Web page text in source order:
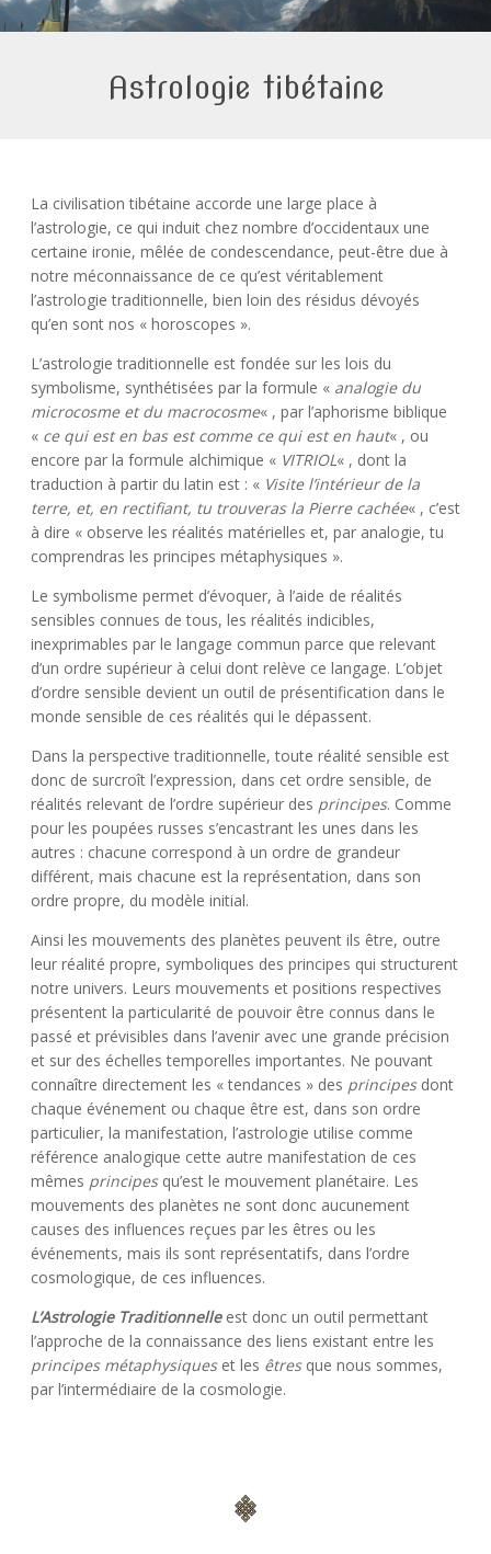
Astrologie tibétaine
La civilisation tibétaine accorde une large place à
l’astrologie, ce qui induit chez nombre d’occidentaux une
certaine ironie, mêlée de condescendance, peut-être due à
notre méconnaissance de ce qu’est véritablement
l’astrologie traditionnelle, bien loin des résidus dévoyés
qu’en sont nos « horoscopes ».
L’astrologie traditionnelle est fondée sur les lois du
symbolisme, synthétisées par la formule « analogie du
microcosme et du macrocosme« , par l’aphorisme biblique
« ce qui est en bas est comme ce qui est en haut« , ou
encore par la formule alchimique « VITRIOL« , dont la
traduction à partir du latin est : « Visite l’intérieur de la
terre, et, en rectifiant, tu trouveras la Pierre cachée« , c’est
à dire « observe les réalités matérielles et, par analogie, tu
comprendras les principes métaphysiques ».
Le symbolisme permet d’évoquer, à l’aide de réalités
sensibles connues de tous, les réalités indicibles,
inexprimables par le langage commun parce que relevant
d’un ordre supérieur à celui dont relève ce langage. L’objet
d’ordre sensible devient un outil de présentification dans le
monde sensible de ces réalités qui le dépassent.
Dans la perspective traditionnelle, toute réalité sensible est
donc de surcroît l’expression, dans cet ordre sensible, de
réalités relevant de l’ordre supérieur des principes. Comme
pour les poupées russes s’encastrant les unes dans les
autres : chacune correspond à un ordre de grandeur
différent, mais chacune est la représentation, dans son
ordre propre, du modèle initial.
Ainsi les mouvements des planètes peuvent ils être, outre
leur réalité propre, symboliques des principes qui structurent
notre univers. Leurs mouvements et positions respectives
présentent la particularité de pouvoir être connus dans le
passé et prévisibles dans l’avenir avec une grande précision
et sur des échelles temporelles importantes. Ne pouvant
connaître directement les « tendances » des principesdont
chaque événement ou chaque être est, dans son ordre
particulier, la manifestation, l’astrologie utilise comme
référence analogique cette autre manifestation de ces
mêmes principesqu’est le mouvement planétaire. Les
mouvements des planètes ne sont donc aucunement
causes des influences reçues par les êtres ou les
événements, mais ils sont représentatifs, dans l’ordre
cosmologique, de ces influences.
L’Astrologie Traditionnelleest donc un outil permettant
l’approche de la connaissance des liens existant entre les
principes métaphysiqueset les êtresque nous sommes,
par l’intermédiaire de la cosmologie.